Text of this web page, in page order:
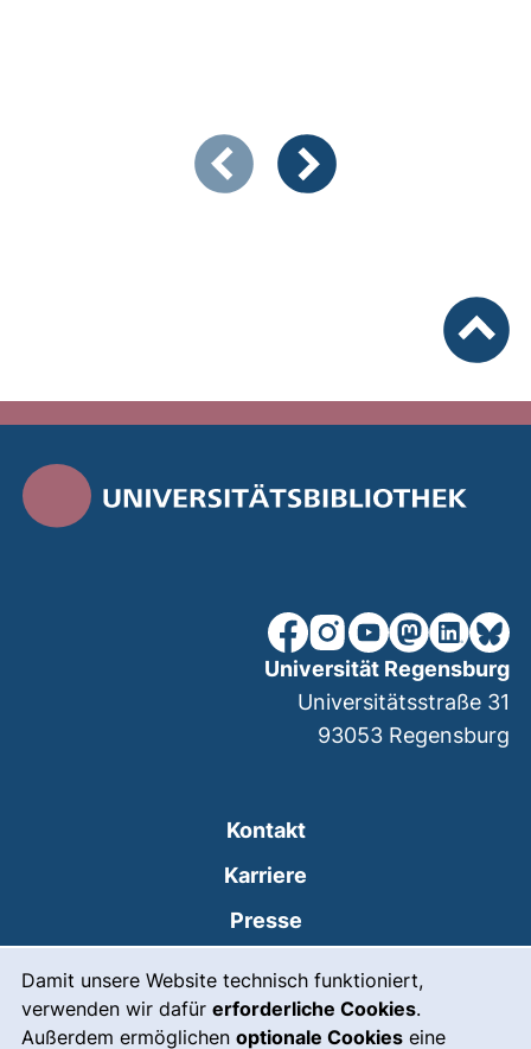
Damit unsere Website technisch funktioniert,
verwenden wir dafür erforderliche Cookies.
Außerdem ermöglichen optionale Cookies eine
Zeigt Folie 1 von 2
nach
unsere Facebook-Seite
unsere Instagram-
unsere YouTube-
unsereunsere
Kontakt
Karriere
Presse
Leichte Sprache
Universität Regensburg
Universitätsstraße 31
93053 Regensburg